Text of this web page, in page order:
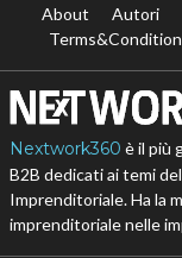
About Autori
Nextwork360 è il più
B2B dedicati ai temi
Imprenditoriale. Ha la
imprenditoriale nelle